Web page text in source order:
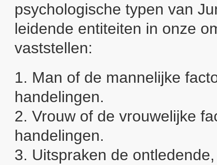
psychologische typen van
leidende entiteiten in onze
vaststellen:
1. Man of de mannelijke
handelingen.
2. Vrouw of de vrouwelijke
handelingen.
3. Uitspraken de